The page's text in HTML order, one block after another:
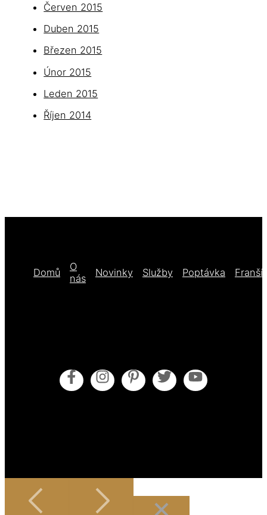
Červen 2015
Duben 2015
Březen 2015
Únor 2015
Leden 2015
Říjen 2014
Domů
O
nás
Novinky Služby Poptávka